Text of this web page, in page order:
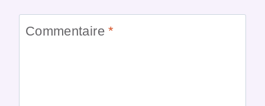
Commentaire*